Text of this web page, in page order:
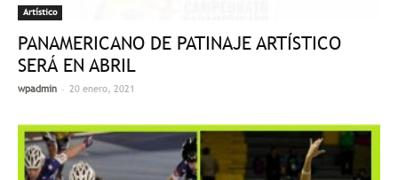
Artístico
PANAMERICANO DE PATINAJE ARTÍSTICO
SERÁ EN ABRIL
wpadmin - 20 enero, 2021